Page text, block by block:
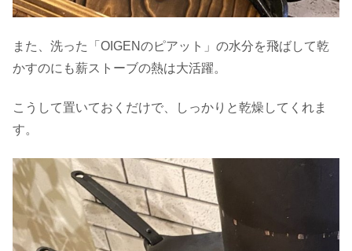
また、洗った「OIGENのピアット」の水分を飛ばして乾
かすのにも薪ストーブの熱は大活躍。
こうして置いておくだけで、しっかりと乾燥してくれま
す。